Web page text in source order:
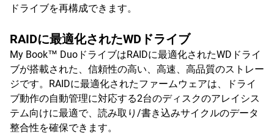
ドライブを再構成できます。
RAIDに最適化されたWDドライブ
My Book™ DuoドライブはRAIDに最適化されたWDドライ
ブが搭載された、信頼性の高い、高速、高品質のストレー
ジです。RAIDに最適化されたファームウェアは、ドライ
ブ動作の自動管理に対応する2台のディスクのアレイシス
テム向けに最適で、読み取り/書き込みサイクルのデータ
整合性を確保できます。